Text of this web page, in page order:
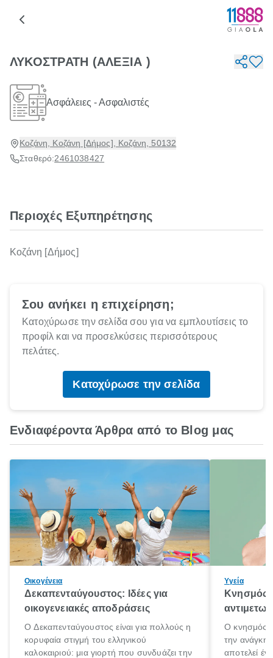
ΛΥΚΟΣΤΡΑΤΗ (ΑΛΕΞΙΑ )
Ασφάλειες - Ασφαλιστές
Κοζάνη, Κοζάνη [Δήμος], Κοζάνη, 50132
Σταθερό:2461038427
Περιοχές Εξυπηρέτησης
Κοζάνη [Δήμος]
Σου ανήκει η επιχείρηση;
Κατοχύρωσε την σελίδα σου για να εμπλουτίσεις το
προφίλ και να προσελκύσεις περισσότερους
πελάτες.
Κατοχύρωσε την σελίδα
Ενδιαφέροντα Άρθρα από το Blog μας
Οικογένεια
Δεκαπενταύγουστος: Ιδέες για
οικογενειακές αποδράσεις
Ο Δεκαπενταύγουστος είναι για πολλούς η
κορυφαία στιγμή του ελληνικού
καλοκαιριού: μια γιορτή που συνδυάζει την
Υγεία
Κνησμός:
Ο κνησμός
την ανάγκη
αποτελεί